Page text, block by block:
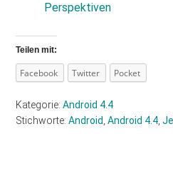
Perspektiven
Teilen mit:
Facebook Twitter Pocket
Kategorie:Android 4.4
Stichworte:Android ,Android 4.4 ,